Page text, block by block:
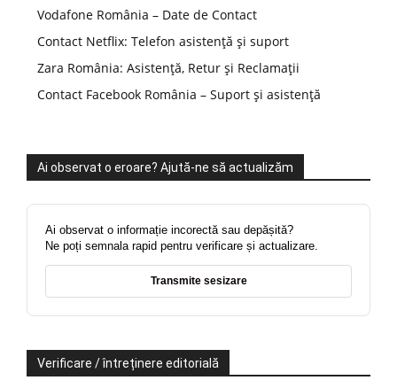
Vodafone România – Date de Contact
Contact Netflix: Telefon asistență și suport
Zara România: Asistență, Retur și Reclamații
Contact Facebook România – Suport și asistență
Ai observat o eroare? Ajută-ne să actualizăm
Ai observat o informație incorectă sau depășită?
Ne poți semnala rapid pentru verificare și actualizare.
Transmite sesizare
Verificare / întreținere editorială